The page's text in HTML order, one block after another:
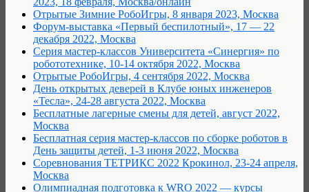
Отрытые Зимние РобоИгры, 8 января 2023, Москва
Форум-выставка «Первый беспилотный», 17 — 22
декабря 2022, Москва
Серия мастер-классов Университета «Синергия» по
робототехнике, 10-14 октября 2022, Москва
Отрытые РобоИгры, 4 сентября 2022, Москва
День открытых деверей в Клубе юных инженеров
«Тесла», 24-28 августа 2022, Москва
Бесплатные лагерные смены для детей, август 2022,
Москва
Бесплатная серия мастер-классов по сборке роботов в
День защиты детей, 1-3 июня 2022, Москва
Соревнования ТЕТРИКС 2022 Крокинол, 23-24 апреля,
Москва
Олимпиадная подготовка к WRO 2022 — курсы